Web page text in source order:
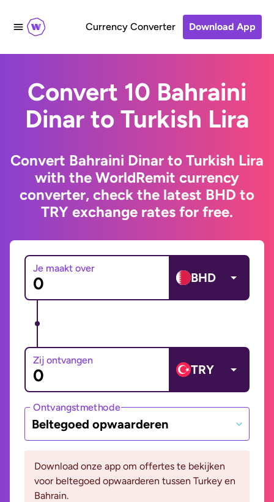
Currency Converter Download App
Convert 10 Bahraini
Dinar to Turkish Lira
Convert Bahraini Dinar to Turkish Lira
with the WorldRemit currency
converter, check the latest BHD to
TRY exchange rates for free.
Je maakt over
BHD
Zij ontvangen
TRY
Ontvangstmethode
Beltegoed opwaarderen
Download onze app om offertes te bekijken
voor beltegoed opwaarderen tussen Turkey en
Bahrain.